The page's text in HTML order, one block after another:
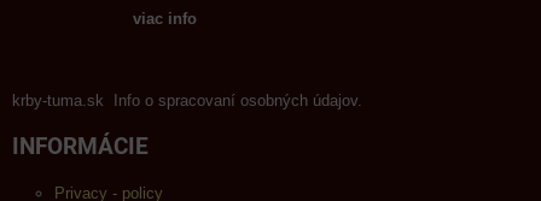
viac info
krby-tuma.sk Info o spracovaní osobných údajov.
INFORMÁCIE
Privacy - policy